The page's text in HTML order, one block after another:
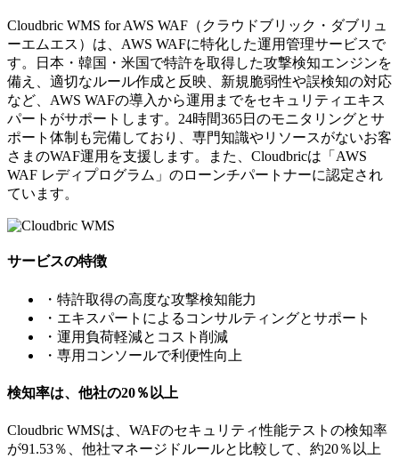
Cloudbric WMS for AWS WAF（クラウドブリック・ダブリュ
ーエムエス）は、AWS WAFに特化した運用管理サービスで
す。日本・韓国・米国で特許を取得した攻撃検知エンジンを
備え、適切なルール作成と反映、新規脆弱性や誤検知の対応
など、AWS WAFの導入から運用までをセキュリティエキス
パートがサポートします。24時間365日のモニタリングとサ
ポート体制も完備しており、専門知識やリソースがないお客
さまのWAF運用を支援します。また、Cloudbricは「AWS
WAF レディプログラム」のローンチパートナーに認定され
ています。
サービスの特徴
・特許取得の高度な攻撃検知能力
・エキスパートによるコンサルティングとサポート
・運用負荷軽減とコスト削減
・専用コンソールで利便性向上
検知率は、他社の20％以上
Cloudbric WMSは、WAFのセキュリティ性能テストの検知率
が91.53％、他社マネージドルールと比較して、約20％以上